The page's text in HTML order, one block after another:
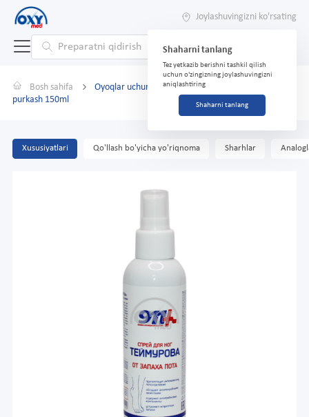
Joylashuvingizni ko'rsating
Shaharni tanlang
Tez yetkazib berishni tashkil qilish
uchun o'zingizning joylashuvingizni
aniqlashtiring
Shaharni tanlang
Bosh sahifa
Oyoqlar uchun 911 Teymurovani hid va terdan
purkash 150ml
Xususiyatlari Qo'llash bo'yicha yo'riqnoma Sharhlar